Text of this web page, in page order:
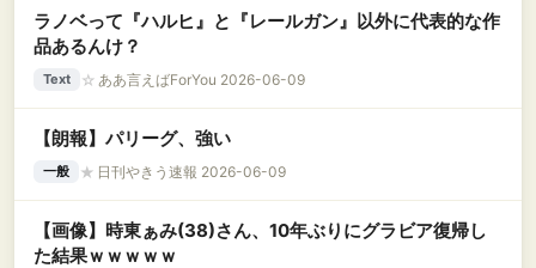
ラノベって『ハルヒ』と『レールガン』以外に代表的な作
品あるんけ？
Text ☆ ああ言えばForYou 2026-06-09
【朗報】パリーグ、強い
一般 ★ 日刊やきう速報 2026-06-09
【画像】時東ぁみ(38)さん、10年ぶりにグラビア復帰し
た結果ｗｗｗｗｗ